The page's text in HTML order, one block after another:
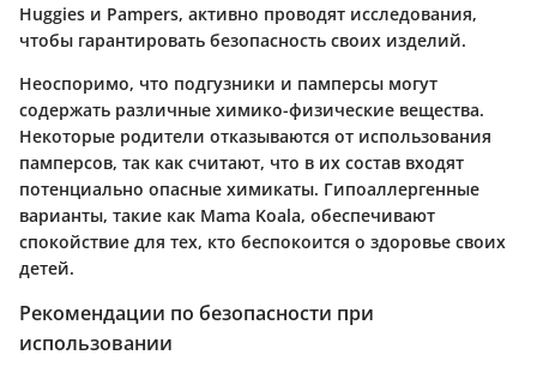
Huggies и Pampers, активно проводят исследования,
чтобы гарантировать безопасность своих изделий.
Неоспоримо, что подгузники и памперсы могут
содержать различные химико-физические вещества.
Некоторые родители отказываются от использования
памперсов, так как считают, что в их состав входят
потенциально опасные химикаты. Гипоаллергенные
варианты, такие как Mama Koala, обеспечивают
спокойствие для тех, кто беспокоится о здоровье своих
детей.
Рекомендации по безопасности при
использовании